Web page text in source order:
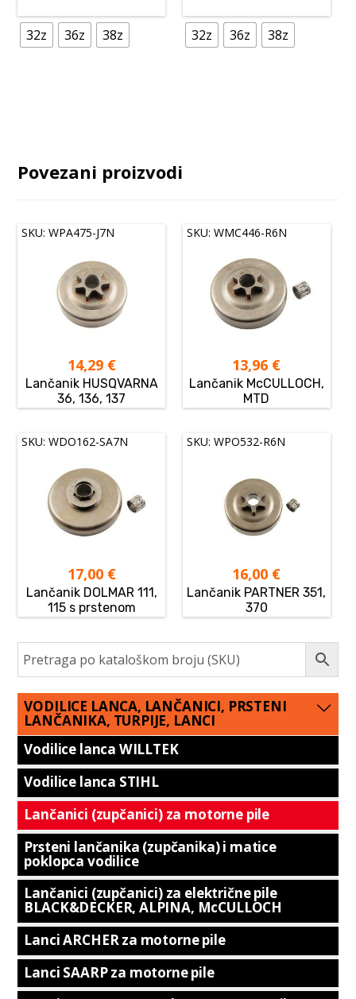
32z 36z 38z 32z 36z 38z
Povezani proizvodi
SKU: WPA475-J7N
14,29 €
Lančanik HUSQVARNA
36, 136, 137
SKU: WMC446-R6N
13,96 €
Lančanik McCULLOCH,
MTD
SKU: WDO162-SA7N
17,00 €
Lančanik DOLMAR 111,
115 s prstenom
SKU: WPO532-R6N
16,00 €
Lančanik PARTNER 351,
370
VODILICE LANCA, LANČANICI, PRSTENI
LANČANIKA, TURPIJE, LANCI
Vodilice lanca WILLTEK
Vodilice lanca STIHL
Lančanici (zupčanici) za motorne pile
Prsteni lančanika (zupčanika) i matice
poklopca vodilice
Lančanici (zupčanici) za električne pile
BLACK&DECKER, ALPINA, McCULLOCH
Lanci ARCHER za motorne pile
Lanci SAARP za motorne pile